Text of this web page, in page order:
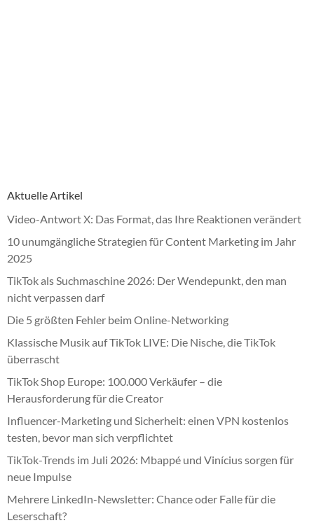
Aktuelle Artikel
Video-Antwort X: Das Format, das Ihre Reaktionen verändert
10 unumgängliche Strategien für Content Marketing im Jahr
2025
TikTok als Suchmaschine 2026: Der Wendepunkt, den man
nicht verpassen darf
Die 5 größten Fehler beim Online-Networking
Klassische Musik auf TikTok LIVE: Die Nische, die TikTok
überrascht
TikTok Shop Europe: 100.000 Verkäufer – die
Herausforderung für die Creator
Influencer-Marketing und Sicherheit: einen VPN kostenlos
testen, bevor man sich verpflichtet
TikTok-Trends im Juli 2026: Mbappé und Vinícius sorgen für
neue Impulse
Mehrere LinkedIn-Newsletter: Chance oder Falle für die
Leserschaft?